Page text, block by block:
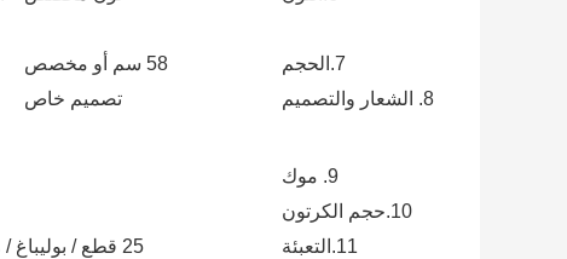
7.الحجم
58 سم أو مخصص
8. الشعار والتصميم
تصميم خاص
9. موك
10.حجم الكرتون
11.التعبئة
25 قطع / بوليباغ / مربع الداخلية ، 4 صناديق داخلية / كرتون ، 100 قطع / كرتون